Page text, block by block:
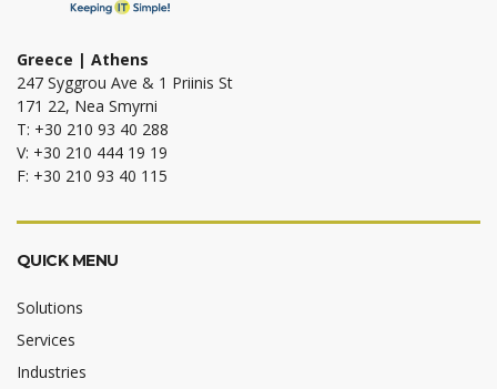
Greece | Athens
247 Syggrou Ave & 1 Priinis St
171 22, Nea Smyrni
T: +30 210 93 40 288
V: +30 210 444 19 19
F: +30 210 93 40 115
QUICK MENU
Solutions
Services
Industries